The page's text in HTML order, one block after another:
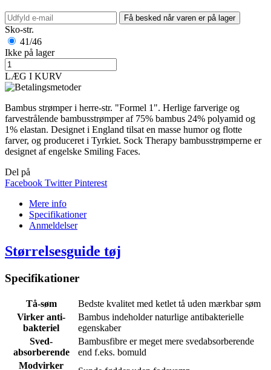
Få besked når varen er på lager
Sko-str.
41/46
Ikke på lager
LÆG I KURV
Bambus strømper i herre-str. "Formel 1". Herlige farverige og
farvestrålende bambusstrømper af 75% bambus 24% polyamid og
1% elastan. Designet i England tilsat en masse humor og flotte
farver, og produceret i Tyrkiet. Sock Therapy bambusstrømperne er
designet af engelske Smiling Faces.
Del på
Facebook Twitter Pinterest
Mere info
Specifikationer
Anmeldelser
Størrelsesguide tøj
Specifikationer
Tå-søm
Bedste kvalitet med ketlet tå uden mærkbar søm
Virker anti-
bakteriel
Bambus indeholder naturlige antibakterielle
egenskaber
Sved-
absorberende
Bambusfibre er meget mere svedabsorberende
end f.eks. bomuld
Modvirker